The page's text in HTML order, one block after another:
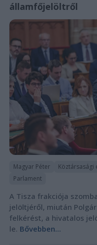
államfőjelöltről
Magyar Péter Köztársasági
Parlament
A Tisza frakciója
jelöltjéről, miután
felkérést, a hivatalos
le. Bővebben...